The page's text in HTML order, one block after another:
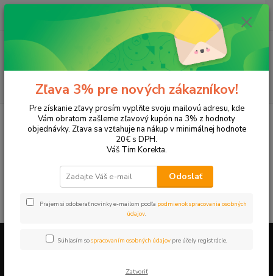
Hľadať
ks
za 0,00 EUR
Tonery a náplne do tlačiarní Canon S630
V tejto kategórii nebol nájdený žiadny tovar.
Zľava 3% pre nových zákazníkov!
Pre získanie zľavy prosím vyplňte svoju mailovú adresu, kde
Vám obratom zašleme zľavový kupón na 3% z hodnoty
objednávky. Zľava sa vzťahuje na nákup v minimálnej hodnote
20€ s DPH.
Váš Tím Korekta.
Odoslať
Prajem si odoberať novinky e-mailom podľa podmienok spracovania osobných
údajov.
Súhlasím sospracovaním osobných údajov pre účely registrácie.
Zatvoriť